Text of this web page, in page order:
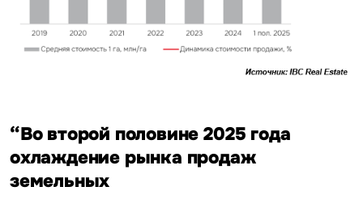
“Во второй половине 2025 года
охлаждение рынка продаж
земельных